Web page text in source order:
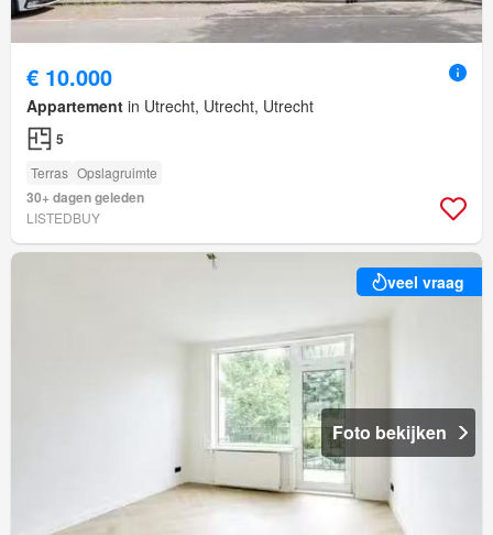
€ 10.000
Appartement in Utrecht, Utrecht, Utrecht
5
Terras Opslagruimte
30+ dagen geleden
LISTEDBUY
veel vraag
Foto bekijken